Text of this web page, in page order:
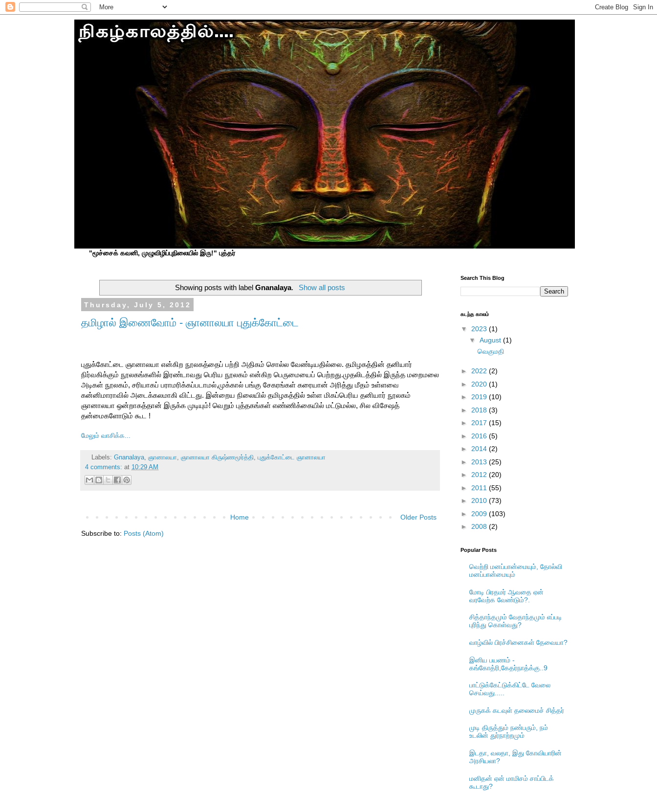
"மூச்சைக் கவனி, முழுவிழிப்புநிலையில் இரு!" புத்தர்
Showing posts with labelGnanalaya. Show all posts
Thursday, July 5, 2012
தமிழால் இணைவோம் - ஞானாலயா புதுக்கோட்டை
புதுக்கோட்டை ஞானாலயா என்கிற நூலகத்தைப் பற்றி அதிகம் சொல்ல வேண்டியதில்லை. தமிழகத்தின் தனியார்
நிர்வகிக்கும் நூலகங்களில் இரண்டாவது பெரிய நூலகம் என்கிற பெருமையைப் பெற்றது.முதலிடத்தில் இருந்த மறைமலை
அடிகள் நூலகம், சரியாகப் பராமரிக்கப்படாமல்,முக்கால் பங்கு சேகரங்கள் கரையான் அரித்து மீதம் உள்ளவை
கன்னிமாராவில் அடைக்கலமாகி விட்டது. இன்றைய நிலையில் தமிழகத்தில் உள்ள மிகப்பெரிய தனியார் நூலகம்
ஞானாலயா ஒன்றாகத்தான் இருக்க முடியும்! வெறும் புத்தகங்கள் எண்ணிக்கையில் மட்டுமல்ல, சில விசேஷத்
தன்மைகளோடும் கூட !
மேலும் வாசிக்க...
Labels: Gnanalaya, ஞானாலயா ஞானாலயா கிருஷ்ணமூர்த்தி
புதுக்கோட்டை ஞானாலயா
4 comments: at 10:29 AM
Older Posts
Home
Subscribe to: Posts (Atom)
Search This Blog
கடந்த காலம்
▼ 2023 (1)
▼ August (1)
வெகுமதி
► 2022 (2)
► 2020 (1)
► 2019 (10)
► 2018 (3)
► 2017 (15)
► 2016 (5)
► 2014 (2)
► 2013 (25)
► 2012 (20)
► 2011 (55)
► 2010 (73)
► 2009 (103)
► 2008 (2)
Popular Posts
வெற்றி மனப்பான்மையும், தோல்வி
மனப்பான்மையும்
மோடி பிரதமர் ஆவதை ஏன்
வரவேற்க வேண்டும்?.
சித்தாந்தமும் வேதாந்தமும் எப்படி
புரிந்து கொள்வது?
வாழ்வில் பிரச்சினைகள் தேவையா?
இனிய பயணம் -
கங்கோத்ரி,கேதர்நாத்க்கு..9
பாட்டுக்கேட்டுக்கிட்டே வேலை
செய்வது.....
முருகக் கடவுள் தலைமைச் சித்தர்
முடி திருத்தும் நண்பரும், நம்
உடலின் துர்நாற்றமும்
இடதா, வலதா, இது கோவியாரின்
அரசியலா?
மனிதன் ஏன் மாமிசம் சாப்பிடக்
கூடாது?